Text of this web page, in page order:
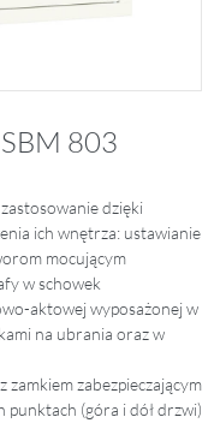
803
dzięki
ich wnętrza: ustawianie
mocującym
w schowek
aktowej wyposażonej w
na ubrania oraz w
zabezpieczającym
punktach (góra i dół drzwi)